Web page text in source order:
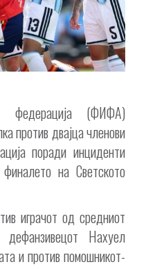
федерација (ФИФА)
против двајца членови
поради инциденти
на Светското
играчот од средниот
Нахуел
и против помошникот-